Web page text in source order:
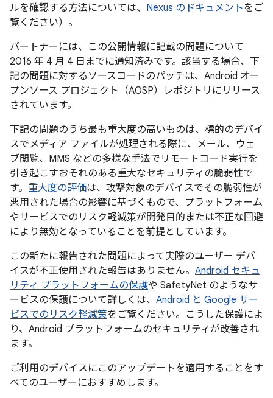
ルを確認する方法については、 Nexus のドキュメントをご
覧ください）。
パートナーには、この公開情報に記載の問題について
2016 年 4 月 4 日までに通知済みです。該当する場合、下
記の問題に対するソースコードのパッチは、Android オー
プンソース プロジェクト（AOSP）レポジトリにリリース
されています。
下記の問題のうち最も重大度の高いものは、標的のデバイ
スでメディア ファイルが処理される際に、メール、ウェ
ブ閲覧、MMS などの多様な手法でリモートコード実行を
引き起こすおそれのある重大なセキュリティの脆弱性で
す。 重大度の評価は、攻撃対象のデバイスでその脆弱性が
悪用された場合の影響に基づくもので、プラットフォーム
やサービスでのリスク軽減策が開発目的または不正な回避
により無効となっていることを前提としています。
この新たに報告された問題によって実際のユーザー デバ
イスが不正使用された報告はありません。 Android セキュ
リティ プラットフォームの保護や SafetyNet のようなサ
ービスの保護について詳しくは、 Android と Google サー
ビスでのリスク軽減策をご覧ください。こうした保護によ
り、Android プラットフォームのセキュリティが改善され
ます。
ご利用のデバイスにこのアップデートを適用することをす
べてのユーザーにおすすめします。